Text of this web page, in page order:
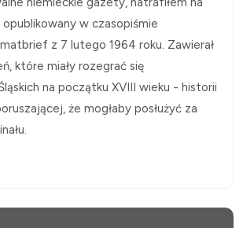
w czasopiśmie
z 7 lutego 1964 roku. Zawierał
które miały rozegrać się
na początku XVIII wieku - historii
że mogłaby posłużyć za